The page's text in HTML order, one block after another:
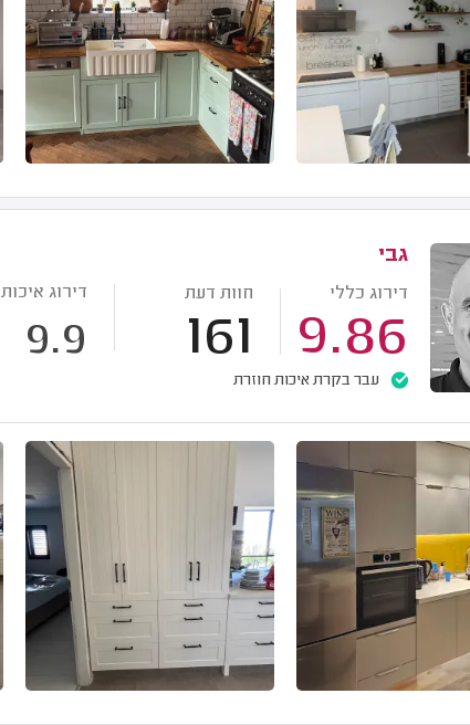
גבי
דירוג כללי
9.86
חוות דעת
161
דירוג איכות
9.9
עבר בקרת איכות חוזרת